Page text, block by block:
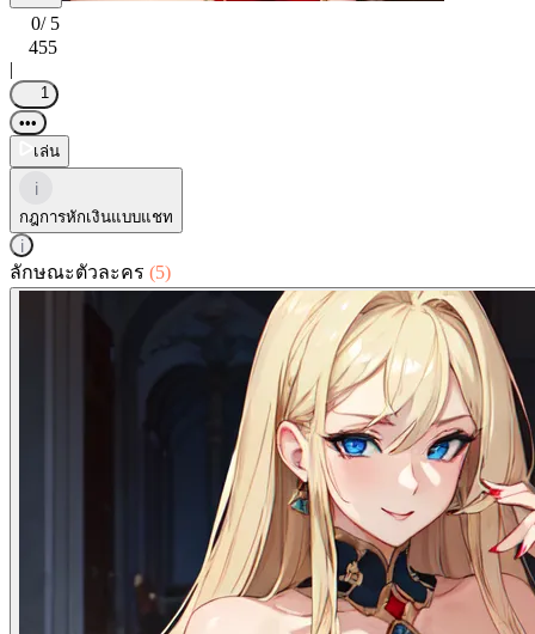
0/ 5
455
|
1
•••
เล่น
i
กฎการหักเงินแบบแชท
i
ลักษณะตัวละคร (5)